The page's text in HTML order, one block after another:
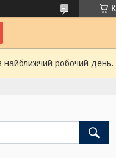
найближчий робочий день.